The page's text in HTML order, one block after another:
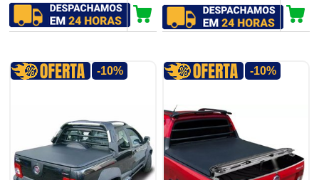
-10% -10%